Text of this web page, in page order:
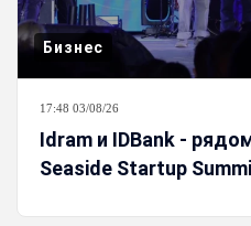
Бизнес
17:48 03/08/26
Idram и IDBank -
Seaside Startup